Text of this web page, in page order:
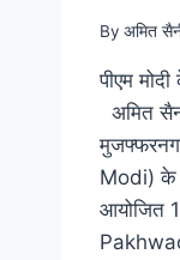
By अमित
पीएम
अमित
Modi) के
आयोजित